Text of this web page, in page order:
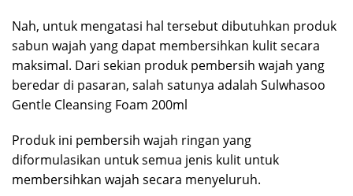
Nah, untuk mengatasi hal tersebut dibutuhkan produk
sabun wajah yang dapat membersihkan kulit secara
maksimal. Dari sekian produk pembersih wajah yang
beredar di pasaran, salah satunya adalah Sulwhasoo
Gentle Cleansing Foam 200ml
Produk ini pembersih wajah ringan yang
diformulasikan untuk semua jenis kulit untuk
membersihkan wajah secara menyeluruh.